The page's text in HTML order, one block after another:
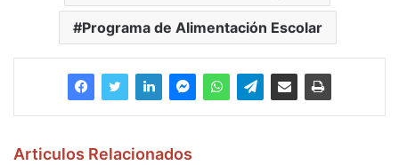
Programa de Alimentación Escolar
Articulos Relacionados